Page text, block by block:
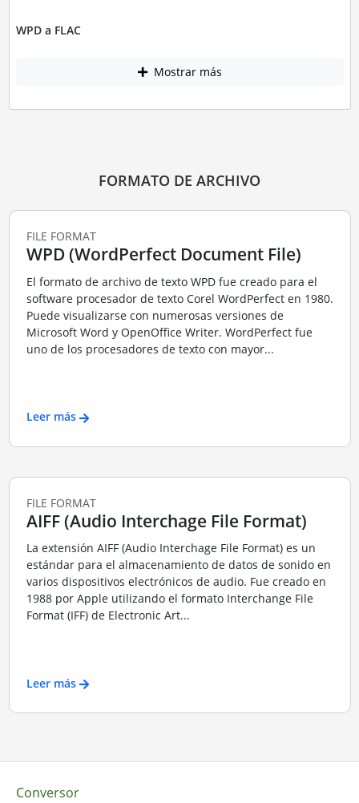
WPD a FLAC
Mostrar más
FORMATO DE ARCHIVO
FILE FORMAT
WPD (WordPerfect Document File)
El formato de archivo de texto WPD fue creado para el
software procesador de texto Corel WordPerfect en 1980.
Puede visualizarse con numerosas versiones de
Microsoft Word y OpenOffice Writer. WordPerfect fue
uno de los procesadores de texto con mayor...
Leer más
FILE FORMAT
AIFF (Audio Interchage File Format)
La extensión AIFF (Audio Interchage File Format) es un
estándar para el almacenamiento de datos de sonido en
varios dispositivos electrónicos de audio. Fue creado en
1988 por Apple utilizando el formato Interchange File
Format (IFF) de Electronic Art...
Leer más
Conversor